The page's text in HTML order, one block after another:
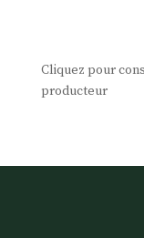
Cliquez pour
producteur